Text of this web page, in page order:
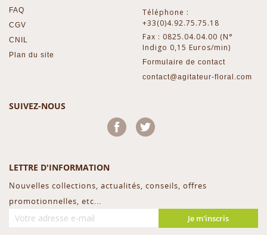
FAQ
CGV
CNIL
Plan du site
Téléphone :
+33(0)4.92.75.75.18
Fax : 0825.04.04.00 (N°
Indigo 0,15 Euros/min)
Formulaire de contact
contact@agitateur-floral.com
SUIVEZ-NOUS
Facebook
LETTRE D'INFORMATION
Nouvelles collections, actualités, conseils, offres
promotionnelles, etc...
Je m'inscris